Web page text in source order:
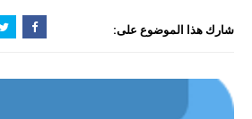
شارك هذا الموضوع على: